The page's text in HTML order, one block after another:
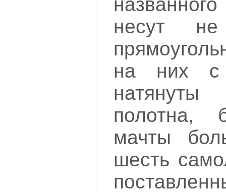
несут не
на них с
полотна,
мачты
шесть